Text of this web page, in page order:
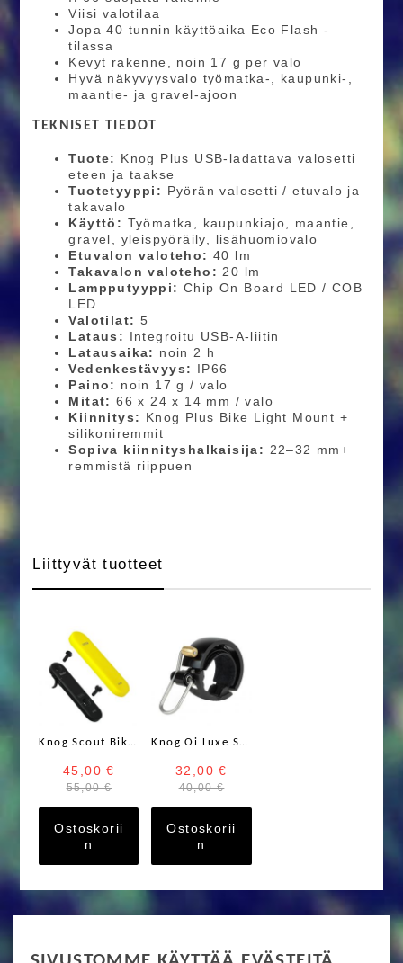
Viisi valotilaa
Jopa 40 tunnin käyttöaika Eco Flash -
tilassa
Kevyt rakenne, noin 17 g per valo
Hyvä näkyvyysvalo työmatka-, kaupunki-,
maantie- ja gravel-ajoon
TEKNISET TIEDOT
Tuote: Knog Plus USB-ladattava valosetti
eteen ja taakse
Tuotetyyppi: Pyörän valosetti / etuvalo ja
takavalo
Käyttö: Työmatka, kaupunkiajo, maantie,
gravel, yleispyöräily, lisähuomiovalo
Etuvalon valoteho: 40 lm
Takavalon valoteho: 20 lm
Lampputyyppi: Chip On Board LED / COB
LED
Valotilat: 5
Lataus: Integroitu USB-A-liitin
Latausaika: noin 2 h
Vedenkestävyys: IP66
Paino: noin 17 g / valo
Mitat: 66 x 24 x 14 mm / valo
Kiinnitys: Knog Plus Bike Light Mount +
silikoniremmit
Sopiva kiinnityshalkaisija: 22–32 mm+
remmistä riippuen
Liittyvät tuotteet
Knog Scout Bike Alarm & Finder hälytin ja paikannin
45,00 €
55,00 €
Ostoskorii
n
Knog Oi Luxe Soittokello
32,00 €
40,00 €
Ostoskorii
n